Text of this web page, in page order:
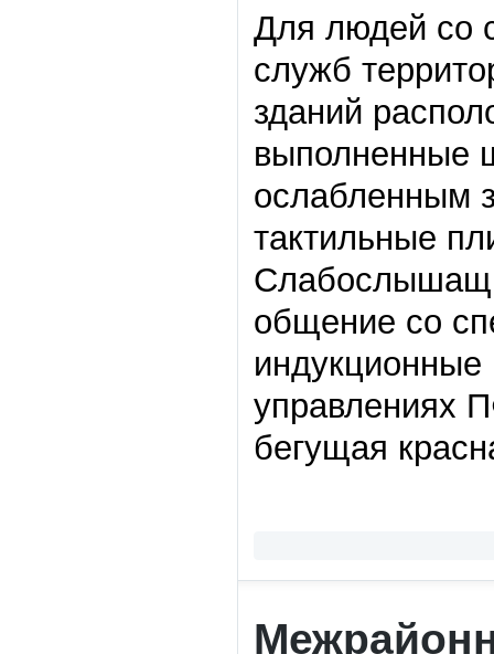
Для людей со
служб
зданий
выполненные
ослабленным
тактильные
общение со
управлениях
бегущая